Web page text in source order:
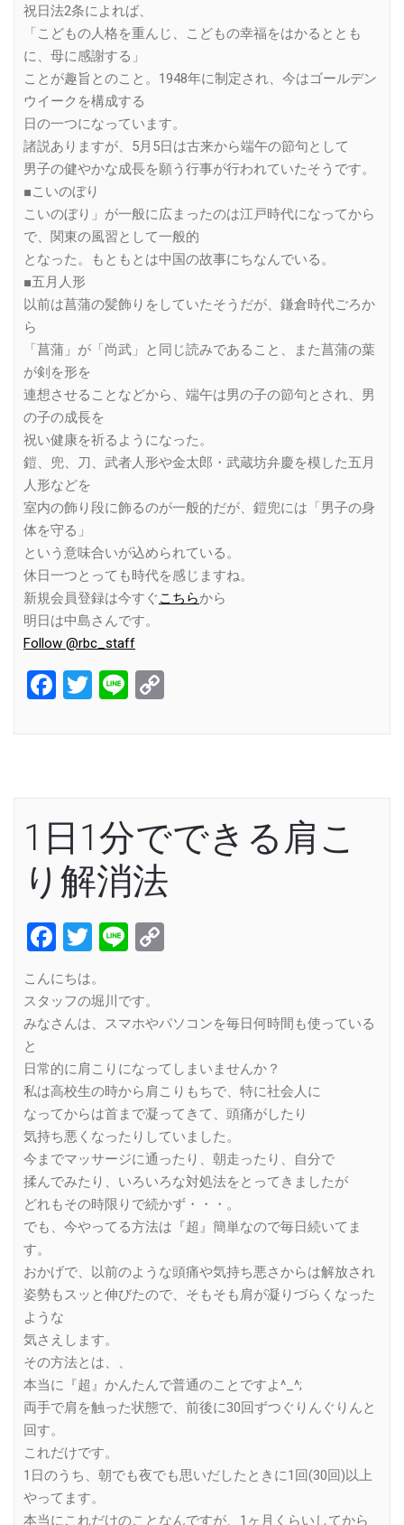
祝日法2条によれば、
「こどもの人格を重んじ、こどもの幸福をはかるととも
に、母に感謝する」
ことが趣旨とのこと。1948年に制定され、今はゴールデン
ウイークを構成する
日の一つになっています。
諸説ありますが、5月5日は古来から端午の節句として
男子の健やかな成長を願う行事が行われていたそうです。
■こいのぼり
こいのぼり」が一般に広まったのは江戸時代になってから
で、関東の風習として一般的
となった。もともとは中国の故事にちなんでいる。
■五月人形
以前は菖蒲の髪飾りをしていたそうだが、鎌倉時代ごろか
ら
「菖蒲」が「尚武」と同じ読みであること、また菖蒲の葉
が剣を形を
連想させることなどから、端午は男の子の節句とされ、男
の子の成長を
祝い健康を祈るようになった。
鎧、兜、刀、武者人形や金太郎・武蔵坊弁慶を模した五月
人形などを
室内の飾り段に飾るのが一般的だが、鎧兜には「男子の身
体を守る」
という意味合いが込められている。
休日一つとっても時代を感じますね。
新規会員登録は今すぐこちらから
明日は中島さんです。
Follow @rbc_staff
Facebook
Twitter
Line
1日1分でできる肩こ
り解消法
Facebook
Twitter
Line
こんにちは。
スタッフの堀川です。
みなさんは、スマホやパソコンを毎日何時間も使っている
と
日常的に肩こりになってしまいませんか？
私は高校生の時から肩こりもちで、特に社会人に
なってからは首まで凝ってきて、頭痛がしたり
気持ち悪くなったりしていました。
今までマッサージに通ったり、朝走ったり、自分で
揉んでみたり、いろいろな対処法をとってきましたが
どれもその時限りで続かず・・・。
でも、今やってる方法は『超』簡単なので毎日続いてま
す。
おかげで、以前のような頭痛や気持ち悪さからは解放され
姿勢もスッと伸びたので、そもそも肩が凝りづらくなった
ような
気さえします。
その方法とは、、
本当に『超』かんたんで普通のことですよ^_^;
両手で肩を触った状態で、前後に30回ずつぐりんぐりんと
回す。
これだけです。
1日のうち、朝でも夜でも思いだしたときに1回(30回)以上
やってます。
本当にこれだけのことなんですが、1ヶ月くらいしてから